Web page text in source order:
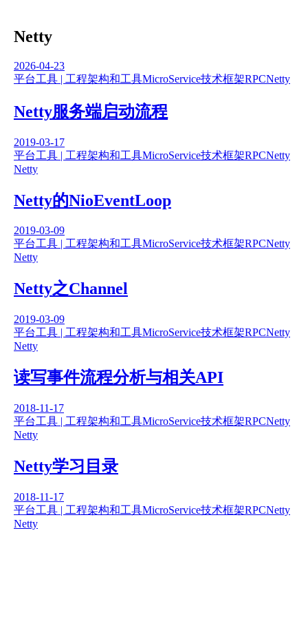
Netty
2026-04-23
平台工具 | 工程架构和工具MicroService技术框架RPCNetty
Netty服务端启动流程
2019-03-17
平台工具 | 工程架构和工具MicroService技术框架RPCNetty
Netty
Netty的NioEventLoop
2019-03-09
平台工具 | 工程架构和工具MicroService技术框架RPCNetty
Netty
Netty之Channel
2019-03-09
平台工具 | 工程架构和工具MicroService技术框架RPCNetty
Netty
读写事件流程分析与相关API
2018-11-17
平台工具 | 工程架构和工具MicroService技术框架RPCNetty
Netty
Netty学习目录
2018-11-17
平台工具 | 工程架构和工具MicroService技术框架RPCNetty
Netty